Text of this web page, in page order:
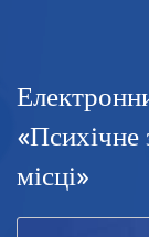
«Психічне
місці»